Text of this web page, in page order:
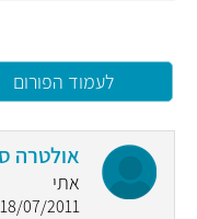
לעמוד הפורום
אולטרה
אתי
18/07/2011 | 21:06